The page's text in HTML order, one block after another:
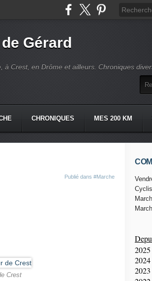
Gérard
à Crest, en Drôme et ailleurs. Chroniques
CHRONIQUES MES 200 KM
Publié dans #Marche
Crest